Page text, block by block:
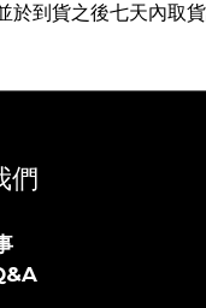
於到貨之後七天內取
們